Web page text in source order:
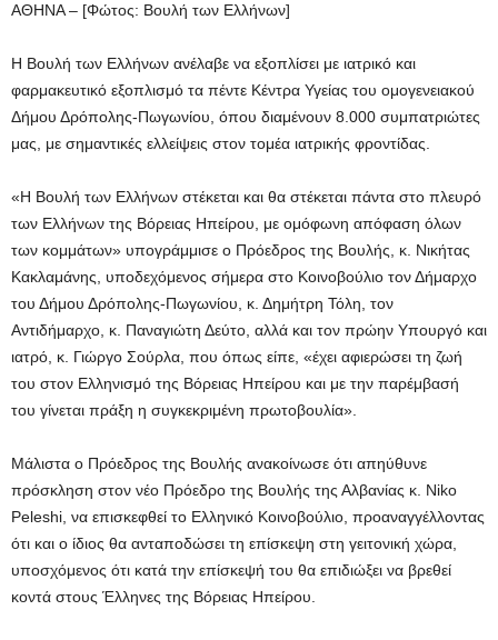
ΑΘΗΝΑ – [Φώτος: Βουλή των Ελλήνων]
Η Βουλή των Ελλήνων ανέλαβε να εξοπλίσει με ιατρικό και
φαρμακευτικό εξοπλισμό τα πέντε Κέντρα Υγείας του ομογενειακού
Δήμου Δρόπολης-Πωγωνίου, όπου διαμένουν 8.000 συμπατριώτες
μας, με σημαντικές ελλείψεις στον τομέα ιατρικής φροντίδας.
«Η Βουλή των Ελλήνων στέκεται και θα στέκεται πάντα στο πλευρό
των Ελλήνων της Βόρειας Ηπείρου, με ομόφωνη απόφαση όλων
των κομμάτων» υπογράμμισε ο Πρόεδρος της Βουλής, κ. Νικήτας
Κακλαμάνης, υποδεχόμενος σήμερα στο Κοινοβούλιο τον Δήμαρχο
του Δήμου Δρόπολης-Πωγωνίου, κ. Δημήτρη Τόλη, τον
Αντιδήμαρχο, κ. Παναγιώτη Δεύτο, αλλά και τον πρώην Υπουργό και
ιατρό, κ. Γιώργο Σούρλα, που όπως είπε, «έχει αφιερώσει τη ζωή
του στον Ελληνισμό της Βόρειας Ηπείρου και με την παρέμβασή
του γίνεται πράξη η συγκεκριμένη πρωτοβουλία».
Μάλιστα ο Πρόεδρος της Βουλής ανακοίνωσε ότι απηύθυνε
πρόσκληση στον νέο Πρόεδρο της Βουλής της Αλβανίας κ. Niko
Peleshi, να επισκεφθεί το Ελληνικό Κοινοβούλιο, προαναγγέλλοντας
ότι και ο ίδιος θα ανταποδώσει τη επίσκεψη στη γειτονική χώρα,
υποσχόμενος ότι κατά την επίσκεψή του θα επιδιώξει να βρεθεί
κοντά στους Έλληνες της Βόρειας Ηπείρου.